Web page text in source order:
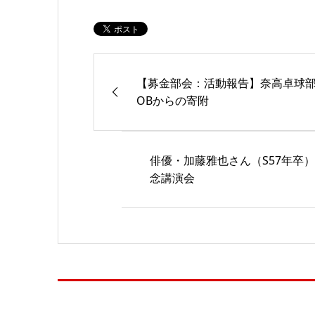
【募金部会：活動報告】奈高卓球
OBからの寄附
俳優・加藤雅也さん（S57年卒
念講演会